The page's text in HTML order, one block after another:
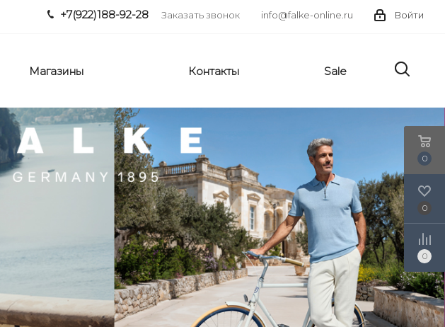
Войти
info@falke-online.ru
+7(922)188-92-28 Заказать звонок
Магазины Контакты Sale
0
0
0